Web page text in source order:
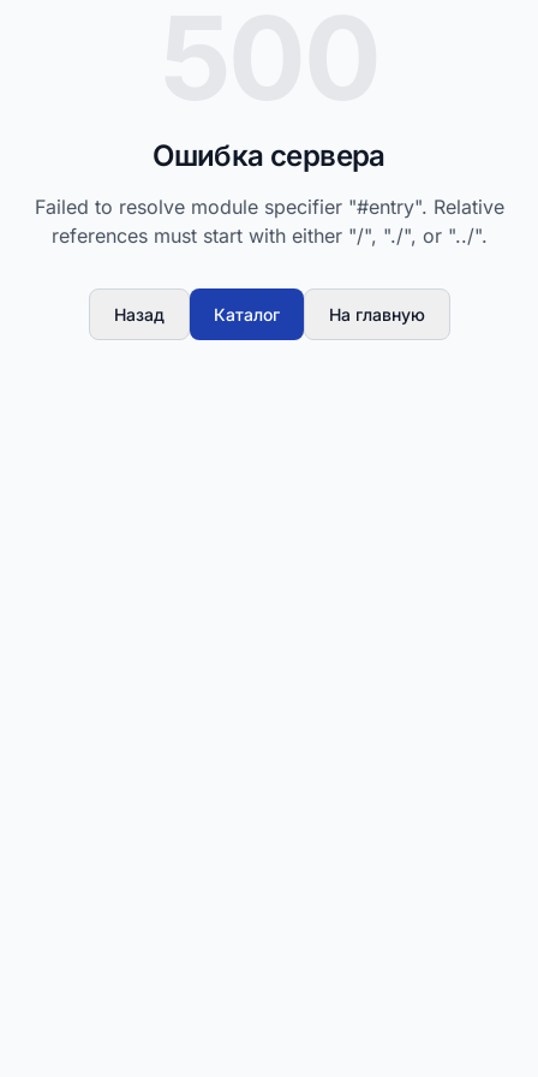
Ошибка сервера
Failed to resolve module specifier "#entry". Relative
references must start with either "/", "./", or "../".
Назад Каталог На главную